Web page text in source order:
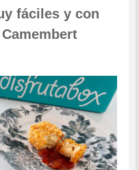
fáciles y con